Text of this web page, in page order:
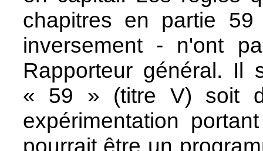
chapitres en partie
inversement - n'ont
Rapporteur général. Il
« 59 » (titre V) soit
expérimentation
pourrait être un